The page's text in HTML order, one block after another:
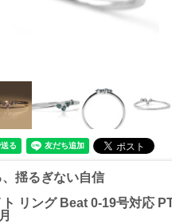
揺るぎない自信
リング Beat 0-19号対応